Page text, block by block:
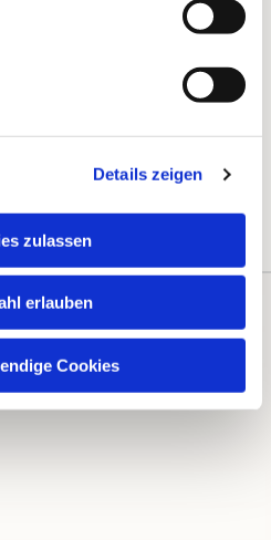
Details zeigen
zulassen
erlauben
Cookies